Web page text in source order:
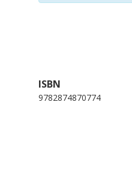
ISBN
9782874870774